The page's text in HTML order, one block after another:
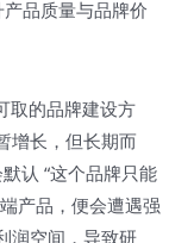
产品质量与品牌价
取的品牌建设方
增长，但长期而
认 “这个品牌只能
产品，便会遭遇强
润空间，导致研